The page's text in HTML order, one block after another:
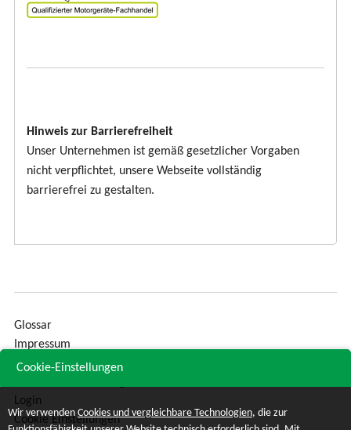
Hinweis zur Barrierefreiheit
Unser Unternehmen ist gemäß gesetzlicher Vorgaben
nicht verpflichtet, unsere Webseite vollständig
barrierefrei zu gestalten.
Glossar
Impressum
Sitemap
Login
Cookie Einstellungen
Cookie-Einstellungen
Wir verwenden Cookies und vergleichbare Technologien, die zur